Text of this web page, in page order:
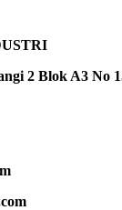
2 Blok A3 No